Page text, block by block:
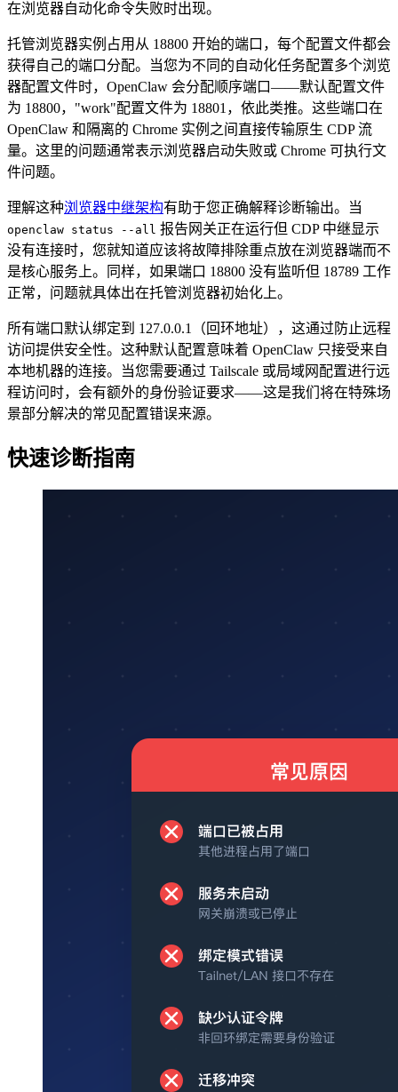
在浏览器自动化命令失败时出现。
托管浏览器实例占用从 18800 开始的端口，每个配置文件都会
获得自己的端口分配。当您为不同的自动化任务配置多个浏览
器配置文件时，OpenClaw 会分配顺序端口——默认配置文件
为 18800，"work"配置文件为 18801，依此类推。这些端口在
OpenClaw 和隔离的 Chrome 实例之间直接传输原生 CDP 流
量。这里的问题通常表示浏览器启动失败或 Chrome 可执行文
件问题。
理解这种浏览器中继架构有助于您正确解释诊断输出。当
openclaw status --all 报告网关正在运行但 CDP 中继显示
没有连接时，您就知道应该将故障排除重点放在浏览器端而不
是核心服务上。同样，如果端口 18800 没有监听但 18789 工作
正常，问题就具体出在托管浏览器初始化上。
所有端口默认绑定到 127.0.0.1（回环地址），这通过防止远程
访问提供安全性。这种默认配置意味着 OpenClaw 只接受来自
本地机器的连接。当您需要通过 Tailscale 或局域网配置进行远
程访问时，会有额外的身份验证要求——这是我们将在特殊场
景部分解决的常见配置错误来源。
快速诊断指南